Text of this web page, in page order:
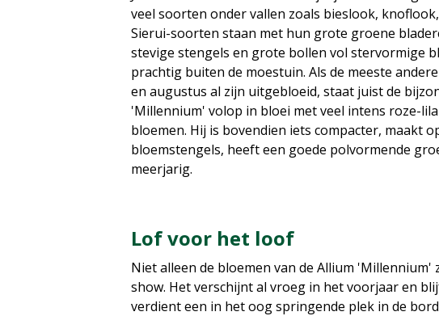
veel soorten onder vallen zoals bieslook,
Sierui-soorten staan met hun grote groene
stevige stengels en grote bollen vol stervormige
prachtig buiten de moestuin. Als de meeste
en augustus al zijn uitgebloeid, staat juist de
'Millennium' volop in bloei met veel intens roze-
bloemen. Hij is bovendien iets compacter, maakt
bloemstengels, heeft een goede polvormende
meerjarig.
Lof voor het loof
Niet alleen de bloemen van de Allium
show. Het verschijnt al vroeg in het voorjaar en
verdient een in het oog springende plek in de